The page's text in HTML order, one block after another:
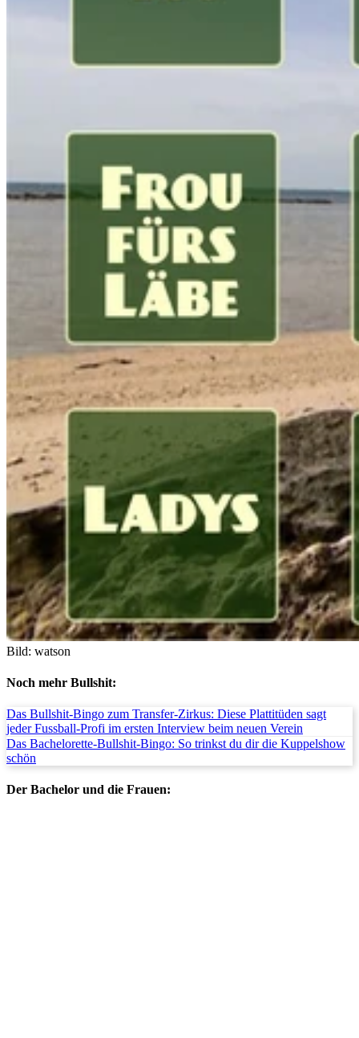
Bild: watson
Noch mehr Bullshit:
Das Bullshit-Bingo zum Transfer-Zirkus: Diese Plattitüden sagt
jeder Fussball-Profi im ersten Interview beim neuen Verein
Das Bachelorette-Bullshit-Bingo: So trinkst du dir die Kuppelshow
schön
Der Bachelor und die Frauen: